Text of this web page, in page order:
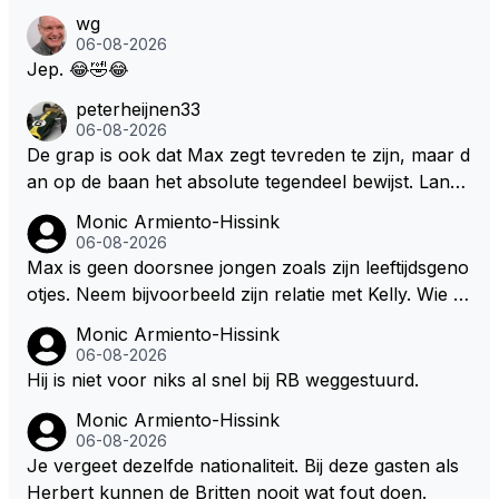
s. Je kunt de Staat het best vergelijken met de sherif
f van Nottinghem (Robin Hood) welk achter de bom
m/haar van zijn laatste zuurverdiende stuiver te ber
oven. De Staat heeft nooit ooit maar een stuiver in Z
andvoort willen investeren en dat zal ook nooit gebe
uren. Afdragen van BTW gelden en vergunningen bi
j dergelijke sportievefestiviteiten MOET je dan weer
wel afstaan, de parasiet.
wg
06-08-2026
Jep. 😂🤣😂
peterheijnen33
06-08-2026
De grap is ook dat Max zegt tevreden te zijn, maar d
an op de baan het absolute tegendeel bewijst. Lando
dan eigenlijk niet echt zien. ;)
Monic Armiento-Hissink
06-08-2026
Max is geen doorsnee jongen zoals zijn leeftijdsgeno
otjes. Neem bijvoorbeeld zijn relatie met Kelly. Wie g
artjes ouder is en al een kleine heeft van een voorm
alig RB-lid op de leeftijd van 23 jaar? Hij doet dingen
oon. Ieder jaar is er in Hongarije een uitje voor zijn t
eam. Op 28-jarige leeftijd is hij al eigenaar van een su
ccesvol raceteam. Hij is niet alleen speciaal in de aut
Monic Armiento-Hissink
06-08-2026
Hij is niet voor niks al snel bij RB weggestuurd.
Monic Armiento-Hissink
06-08-2026
Je vergeet dezelfde nationaliteit. Bij deze gasten als
Herbert kunnen de Britten nooit wat fout doen.